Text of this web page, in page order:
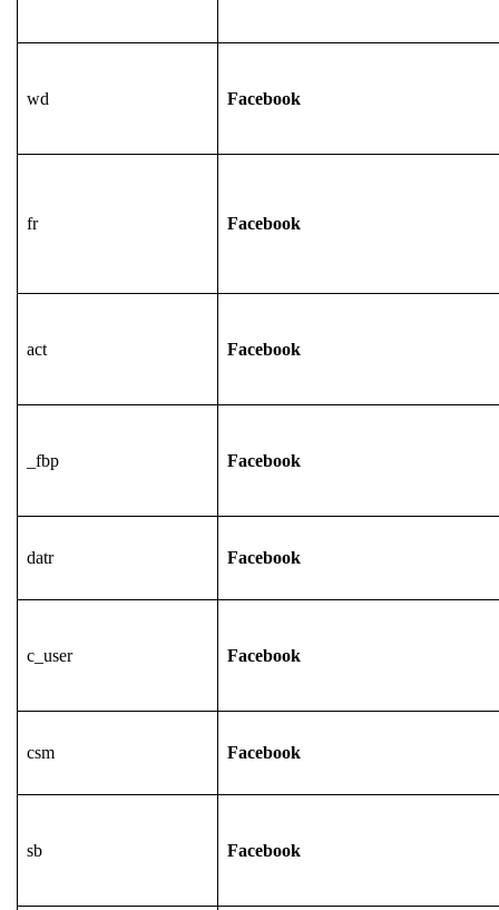
wd Facebook
fr Facebook
act Facebook
_fbp Facebook
datr Facebook
c_user Facebook
csm Facebook
sb Facebook